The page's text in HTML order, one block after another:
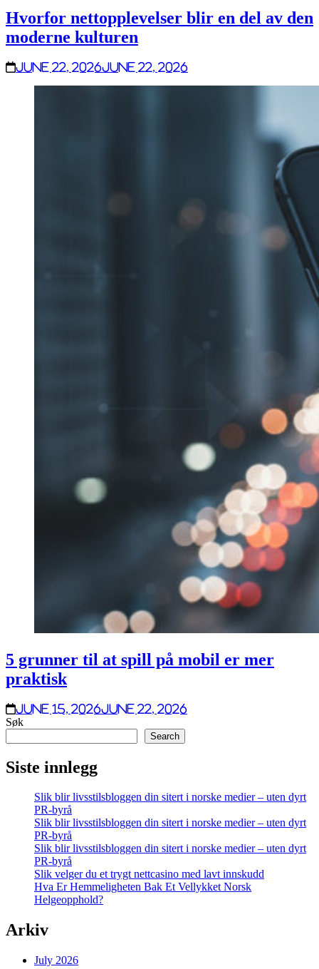
Hvorfor nettopplevelser blir en del av den
moderne kulturen
June 22, 2026June 22, 2026
5 grunner til at spill på mobil er mer
praktisk
June 15, 2026June 22, 2026
Søk
Search
Siste innlegg
Slik blir livsstilsbloggen din sitert i norske medier – uten dyrt
PR-byrå
Slik blir livsstilsbloggen din sitert i norske medier – uten dyrt
PR-byrå
Slik blir livsstilsbloggen din sitert i norske medier – uten dyrt
PR-byrå
Slik velger du et trygt nettcasino med lavt innskudd
Hva Er Hemmeligheten Bak Et Vellykket Norsk
Helgeopphold?
Arkiv
July 2026